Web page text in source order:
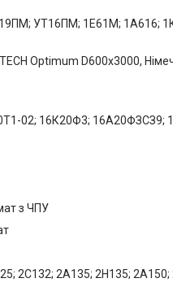
УТ16ПМ; 1Е61М;
Optimum D600х3000,
02; 16К20Ф3;
з ЧПУ
2С132; 2А135; 2Н135; 2А150;